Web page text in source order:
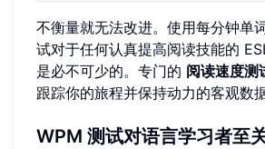
不衡量就无法改进。使用每分钟单
试对于任何认真提高阅读技能的
是必不可少的。专门的 阅读速度测
跟踪你的旅程并保持动力的客观数据
WPM 测试对语言学习者至